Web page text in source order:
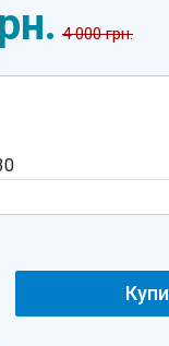
4 000 грн.